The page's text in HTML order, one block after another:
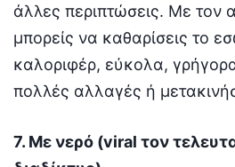
άλλες περιπτώσεις. Με τον
μπορείς να καθαρίσεις το
καλοριφέρ, εύκολα,
πολλές αλλαγές ή
7. Με νερό (viral τον